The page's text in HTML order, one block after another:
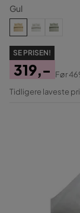
Gul
SE PRISEN!
Pris
319,-
Original
Før
Tidligere laveste